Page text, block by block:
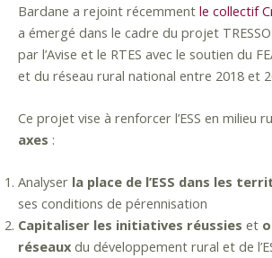
Bardane a rejoint récemment le collectif
a émergé dans le cadre du projet
par l’Avise et le RTES avec le soutien du
et du réseau rural national entre 2018 et
Ce projet vise à renforcer l’ESS en milieu
axes :
Analyser la place de l’ESS dans les
ses conditions de pérennisation
Capitaliser les initiatives réussies et
réseaux du développement rural et de